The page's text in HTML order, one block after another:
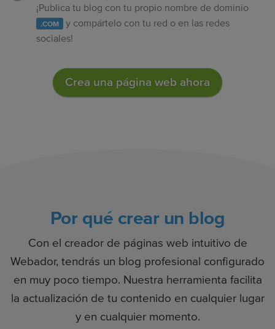
¡Publica tu blog con tu propio nombre de dominio
.COM
y compártelo con tu red o en las redes
sociales!
Crea una página web ahora
Por qué crear un blog
Con el creador de páginas web intuitivo de
Webador, tendrás un blog profesional configurado
en muy poco tiempo. Nuestra herramienta facilita
la actualización de tu contenido en cualquier lugar
y en cualquier momento.